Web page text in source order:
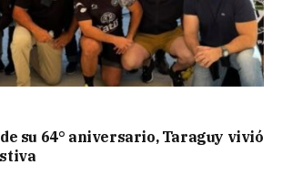
su 64° aniversario, Taraguy vivió